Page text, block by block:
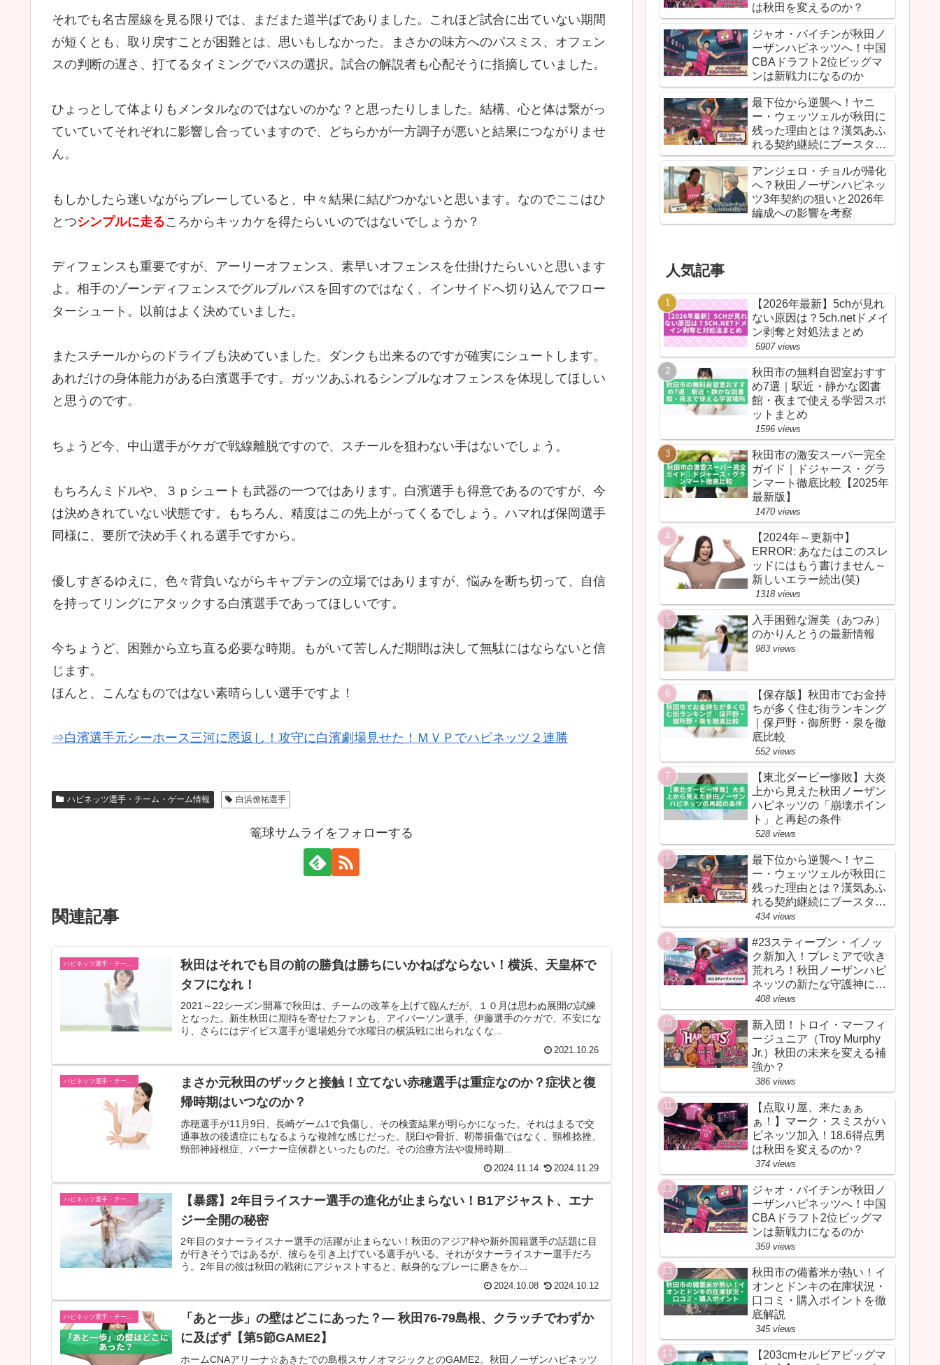
それでも名古屋線を見る限りでは、まだまた道半ばでありました。これほど試合に出ていない期間
が短くとも、取り戻すことが困難とは、思いもしなかった。まさかの味方へのパスミス、オフェン
スの判断の遅さ、打てるタイミングでパスの選択。試合の解説者も心配そうに指摘していました。
ひょっとして体よりもメンタルなのではないのかな？と思ったりしました。結構、心と体は繋がっ
ていていてそれぞれに影響し合っていますので、どちらかが一方調子が悪いと結果につながりませ
ん。
もしかしたら迷いながらプレーしていると、中々結果に結びつかないと思います。なのでここはひ
とつシンプルに走るころからキッカケを得たらいいのではないでしょうか？
ディフェンスも重要ですが、アーリーオフェンス、素早いオフェンスを仕掛けたらいいと思います
よ。相手のゾーンディフェンスでグルブルパスを回すのではなく、インサイドへ切り込んでフロー
ターシュート。以前はよく決めていました。
またスチールからのドライブも決めていました。ダンクも出来るのですが確実にシュートします。
あれだけの身体能力がある白濱選手です。ガッツあふれるシンプルなオフェンスを体現してほしい
と思うのです。
ちょうど今、中山選手がケガで戦線離脱ですので、スチールを狙わない手はないでしょう。
もちろんミドルや、３ｐシュートも武器の一つではあります。白濱選手も得意であるのですが、今
は決めきれていない状態です。もちろん、精度はこの先上がってくるでしょう。ハマれば保岡選手
同様に、要所で決め手くれる選手ですから。
優しすぎるゆえに、色々背負いながらキャプテンの立場ではありますが、悩みを断ち切って、自信
を持ってリングにアタックする白濱選手であってほしいです。
今ちょうど、困難から立ち直る必要な時期。もがいて苦しんだ期間は決して無駄にはならないと信
じます。
ほんと、こんなものではない素晴らしい選手ですよ！
⇒白濱選手元シーホース三河に恩返し！攻守に白濱劇場見せた！ＭＶＰでハピネッツ２連勝
ハピネッツ選手・チーム・ゲーム情報 白浜僚祐選手
篭球サムライをフォローする
関連記事
秋田はそれでも目の前の勝負は勝ちにいかねばならない！横浜、天皇杯で
タフになれ！
2021～22シーズン開幕で秋田は、チームの改革を上げて臨んだが、１０月は思わぬ展開の試練
となった。新生秋田に期待を寄せたファンも、アイバーソン選手、伊藤選手のケガで、不安にな
り、さらにはデイビス選手が退場処分で水曜日の横浜戦に出られなくな...
2021.10.26
ハピネッツ選手・チーム・ゲーム情報
まさか元秋田のザックと接触！立てない赤穂選手は重症なのか？症状と復
帰時期はいつなのか？
赤穂選手が11月9日、長崎ゲーム1で負傷し、その検査結果が明らかになった。それはまるで交
通事故の後遺症にもなるような複雑な感じだった。脱臼や骨折、靭帯損傷ではなく、頸椎捻挫、
頸部神経根症、バーナー症候群といったものだ。その治療方法や復帰時期...
2024.11.14 2024.11.29
【暴露】2年目ライスナー選手の進化が止まらない！B1アジャスト、エナ
ジー全開の秘密
2年目のタナーライスナー選手の活躍が止まらない！秋田のアジア枠や新外国籍選手の話題に目
が行きそうではあるが、彼らを引き上げている選手がいる。それがタナーライスナー選手だろ
う。2年目の彼は秋田の戦術にアジャストすると、献身的なプレーに磨きをか...
2024.10.08 2024.10.12
ハピネッツ選手・チーム・ゲーム情報
「あと一歩」の壁はどこにあった？— 秋田76-79島根、クラッチでわずか
に及ばず【第5節GAME2】
ホームCNAアリーナ☆あきたでの島根スサノオマジックとのGAME2。秋田ノーザンハピネッツ
は秋田を変えるのか？
ジャオ・バイチンが秋田ノ
ーザンハピネッツへ！中国
CBAドラフト2位ビッグマ
ンは新戦力になるのか
最下位から逆襲へ！ヤニ
ー・ウェッツェルが秋田に
残った理由とは？漢気あふ
れる契約継続にブースター
が胸を熱くしたワケ
アンジェロ・チョルが帰化
へ？秋田ノーザンハピネッ
ツ3年契約の狙いと2026年
編成への影響を考察
人気記事
【2026年最新】5chが見れ
ない原因は？5ch.netドメイ
ン剥奪と対処法まとめ
5907 views
秋田市の無料自習室おすす
め7選｜駅近・静かな図書
館・夜まで使える学習スポ
ットまとめ
1596 views
秋田市の激安スーパー完全
ガイド｜ドジャース・グラ
ンマート徹底比較【2025年
最新版】
1470 views
【2024年～更新中】
ERROR: あなたはこのスレ
ッドにはもう書けません～
新しいエラー続出(笑)
1318 views
入手困難な渥美（あつみ）
のかりんとうの最新情報
983 views
【保存版】秋田市でお金持
ちが多く住む街ランキング
｜保戸野・御所野・泉を徹
底比較
552 views
【東北ダービー惨敗】大炎
上から見えた秋田ノーザン
ハピネッツの「崩壊ポイン
ト」と再起の条件
528 views
最下位から逆襲へ！ヤニ
ー・ウェッツェルが秋田に
残った理由とは？漢気あふ
れる契約継続にブースター
が胸を熱くしたワケ
434 views
#23スティーブン・イノッ
ク新加入！プレミアで吹き
荒れろ！秋田ノーザンハピ
ネッツの新たな守護神にな
るか
408 views
新入団！トロイ・マーフィ
ージュニア（Troy Murphy
Jr.）秋田の未来を変える補
強か？
386 views
【点取り屋、来たぁぁ
ぁ！】マーク・スミスがハ
ピネッツ加入！18.6得点男
は秋田を変えるのか？
374 views
ジャオ・バイチンが秋田ノ
ーザンハピネッツへ！中国
CBAドラフト2位ビッグマ
ンは新戦力になるのか
359 views
秋田市の備蓄米が熱い！イ
オンとドンキの在庫状況・
口コミ・購入ポイントを徹
底解説
345 views
【203cmセルビアビッグマ